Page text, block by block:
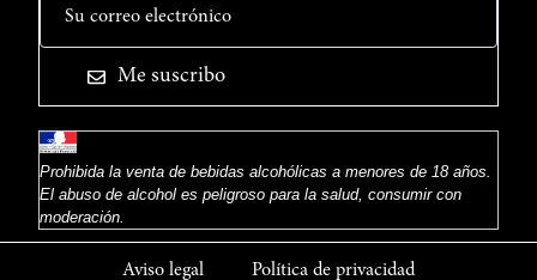
Me suscribo
Prohibida la venta de bebidas alcohólicas a menores de 18 años.
El abuso de alcohol es peligroso para la salud, consumir con
moderación.
Aviso legal Política de privacidad